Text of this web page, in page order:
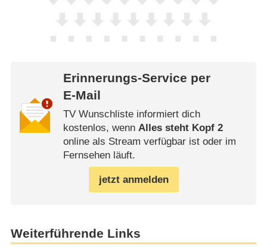
Erinnerungs-Service per
E-Mail
TV Wunschliste informiert dich
kostenlos, wenn Alles steht Kopf 2
online als Stream verfügbar ist oder im
Fernsehen läuft.
jetzt anmelden
Weiterführende Links